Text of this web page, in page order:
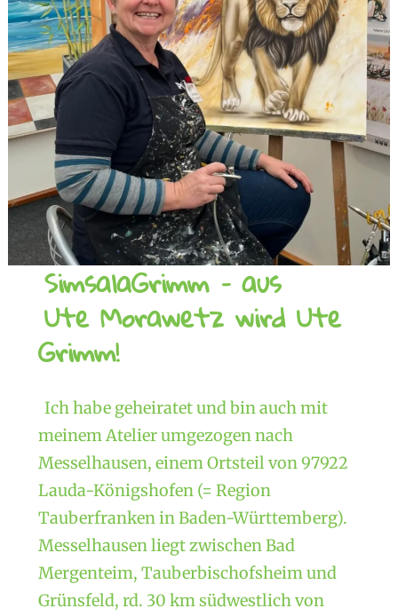
SimsalaGrimm – aus
Ute Morawetz wird Ute
Grimm!
Ich habe geheiratet und bin auch mit
meinem Atelier umgezogen nach
Messelhausen, einem Ortsteil von 97922
Lauda-Königshofen (= Region
Tauberfranken in Baden-Württemberg).
Messelhausen liegt zwischen Bad
Mergenteim, Tauberbischofsheim und
Grünsfeld, rd. 30 km südwestlich von